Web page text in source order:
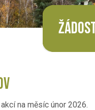
na měsíc únor 2026.